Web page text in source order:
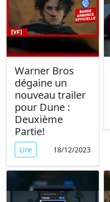
Warner Bros
dégaine un
nouveau trailer
pour Dune :
Deuxième
Partie!
Lire 18/12/2023